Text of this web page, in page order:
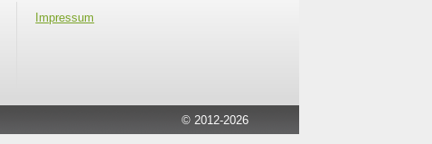
Impressum